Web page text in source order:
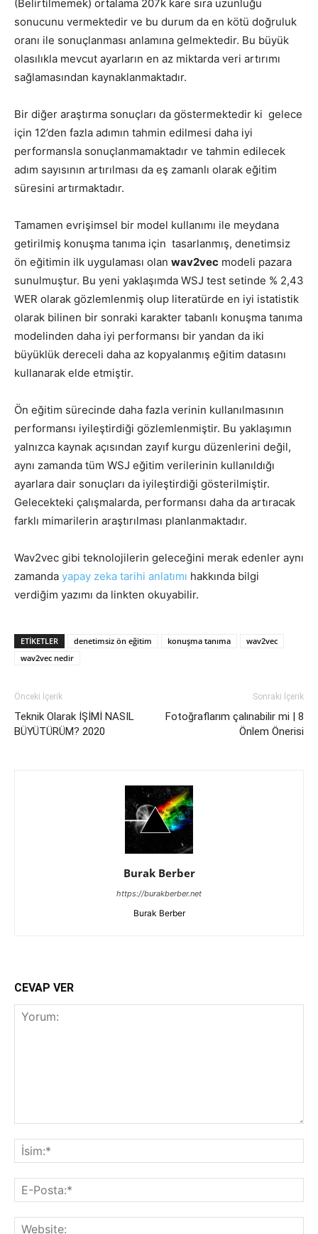
(Belirtilmemek) ortalama 207k kare sıra uzunluğu
sonucunu vermektedir ve bu durum da en kötü doğruluk
oranı ile sonuçlanması anlamına gelmektedir. Bu büyük
olasılıkla mevcut ayarların en az miktarda veri artırımı
sağlamasından kaynaklanmaktadır.
Bir diğer araştırma sonuçları da göstermektedir ki gelece
için 12’den fazla adımın tahmin edilmesi daha iyi
performansla sonuçlanmamaktadır ve tahmin edilecek
adım sayısının artırılması da eş zamanlı olarak eğitim
süresini artırmaktadır.
Tamamen evrişimsel bir model kullanımı ile meydana
getirilmiş konuşma tanıma için tasarlanmış, denetimsiz
ön eğitimin ilk uygulaması olan wav2vec modeli pazara
sunulmuştur. Bu yeni yaklaşımda WSJ test setinde % 2,43
WER olarak gözlemlenmiş olup literatürde en iyi istatistik
olarak bilinen bir sonraki karakter tabanlı konuşma tanıma
modelinden daha iyi performansı bir yandan da iki
büyüklük dereceli daha az kopyalanmış eğitim datasını
kullanarak elde etmiştir.
Ön eğitim sürecinde daha fazla verinin kullanılmasının
performansı iyileştirdiği gözlemlenmiştir. Bu yaklaşımın
yalnızca kaynak açısından zayıf kurgu düzenlerini değil,
aynı zamanda tüm WSJ eğitim verilerinin kullanıldığı
ayarlara dair sonuçları da iyileştirdiği gösterilmiştir.
Gelecekteki çalışmalarda, performansı daha da artıracak
farklı mimarilerin araştırılması planlanmaktadır.
Wav2vec gibi teknolojilerin geleceğini merak edenler aynı
zamanda yapay zeka tarihi anlatımı hakkında bilgi
verdiğim yazımı da linkten okuyabilir.
ETIKETLER denetimsiz ön eğitim konuşma tanıma
wav2vec
wav2vec nedir
Önceki İçerik
Teknik Olarak İŞİMİ NASIL
BÜYÜTÜRÜM? 2020
Sonraki İçerik
Fotoğraflarım çalınabilir mi | 8
Önlem Önerisi
Burak Berber
https://burakberber.net
Burak Berber
CEVAP VER